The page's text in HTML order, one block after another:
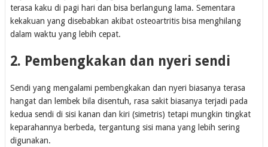
terasa kaku di pagi hari dan bisa berlangung lama. Sementara
kekakuan yang disebabkan akibat osteoartritis bisa menghilang
dalam waktu yang lebih cepat.
2. Pembengkakan dan nyeri sendi
Sendi yang mengalami pembengkakan dan nyeri biasanya terasa
hangat dan lembek bila disentuh, rasa sakit biasanya terjadi pada
kedua sendi di sisi kanan dan kiri (simetris) tetapi mungkin tingkat
keparahannya berbeda, tergantung sisi mana yang lebih sering
digunakan.